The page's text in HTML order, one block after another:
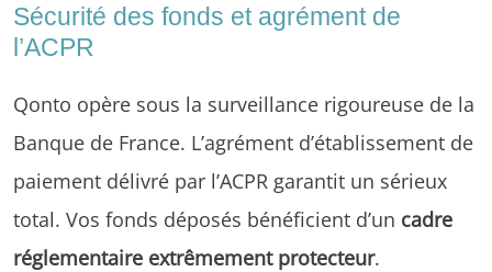
Sécurité des fonds et agrément de
l’ACPR
Qonto opère sous la surveillance rigoureuse de la
Banque de France. L’agrément d’établissement de
paiement délivré par l’ACPR garantit un sérieux
total. Vos fonds déposés bénéficient d’un cadre
réglementaire extrêmement protecteur.